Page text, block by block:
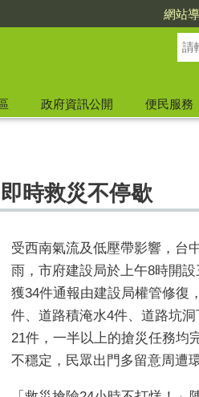
網站
政府資訊公開 便民服務
時救災不停歇
受西南氣流及低壓帶影響，台
雨，市府建設局於上午8時開
獲34件通報由建設局權管修復
件、道路積淹水4件、道路坑洞
21件，一半以上的搶災任務均
不穩定，民眾出門多留意周遭